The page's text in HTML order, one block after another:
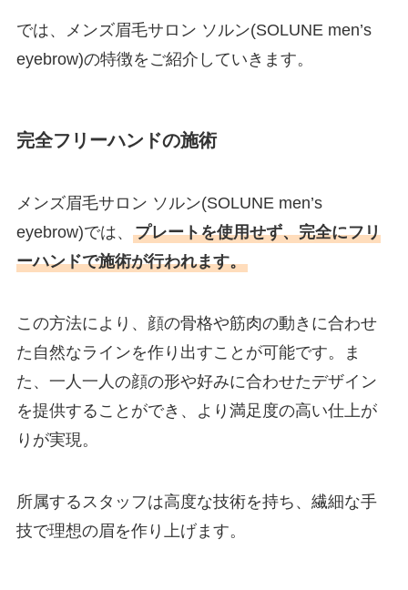
では、メンズ眉毛サロン ソルン(SOLUNE men’s
eyebrow)の特徴をご紹介していきます。
完全フリーハンドの施術
メンズ眉毛サロン ソルン(SOLUNE men’s
eyebrow)では、 プレートを使用せず、完全にフリ
ーハンドで施術が行われます。
この方法により、顔の骨格や筋肉の動きに合わせ
た自然なラインを作り出すことが可能です。ま
た、一人一人の顔の形や好みに合わせたデザイン
を提供することができ、より満足度の高い仕上が
りが実現。
所属するスタッフは高度な技術を持ち、繊細な手
技で理想の眉を作り上げます。